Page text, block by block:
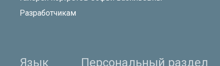
Разработчикам
Язык Персональный раздел